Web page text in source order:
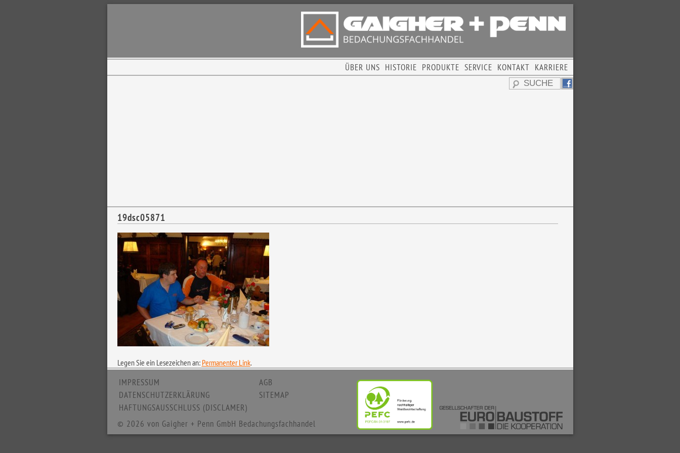
KARRIERE
KONTAKT
SERVICE
PRODUKTE
HISTORIE
ÜBER UNS
19dsc05871
Legen Sie ein Lesezeichen an: Permanenter Link.
IMPRESSUM
DATENSCHUTZERKLÄRUNG
HAFTUNGSAUSSCHLUSS (DISCLAMER)
AGB
SITEMAP
© 2026 von Gaigher + Penn GmbH Bedachungsfachhandel